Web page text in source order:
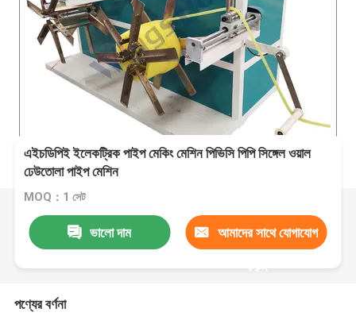
এইচডিপিই ইলেকট্রিক পাইপ মেকিং মেশিন পিভিসি পিপি সিঙ্গেল ওয়াল
ঢেউতোলা পাইপ মেশিন
MOQ：1 সেট
ভালো দাম আমাদের সাথে যোগাযোগ
করুন
পণ্যের বর্ণনা